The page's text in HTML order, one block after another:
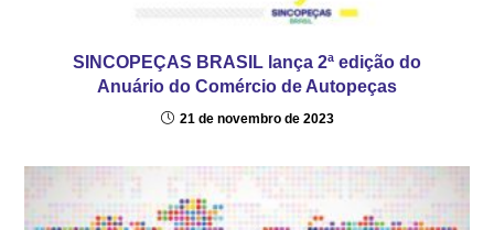
SINCOPEÇAS BRASIL lança 2ª edição do
Anuário do Comércio de Autopeças
21 de novembro de 2023